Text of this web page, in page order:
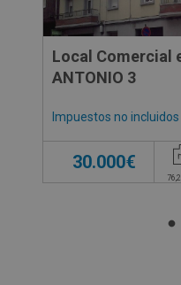
Local Comercial
ANTONIO 3
Impuestos no incluidos
30.000€